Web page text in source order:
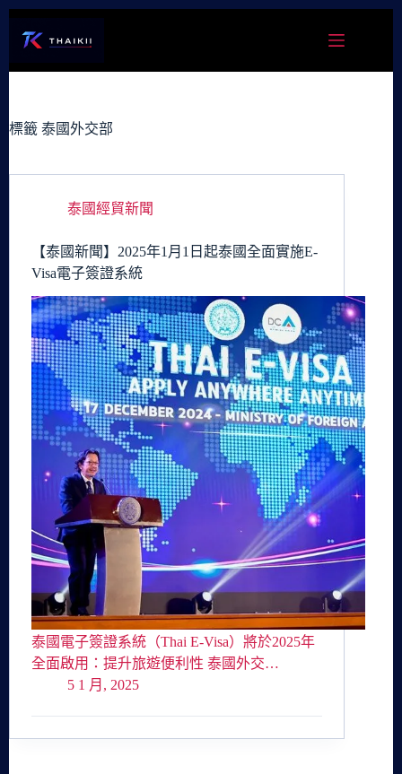
容
標籤 泰國外交部
泰國經貿新聞
【泰國新聞】2025年1月1日起泰國全面實施E-
Visa電子簽證系統
泰國電子簽證系統（Thai E-Visa）將於2025年
全面啟用：提升旅遊便利性 泰國外交…
5 1 月, 2025